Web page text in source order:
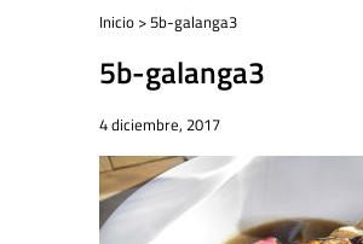
Inicio > 5b-galanga3
5b-galanga3
4 diciembre, 2017